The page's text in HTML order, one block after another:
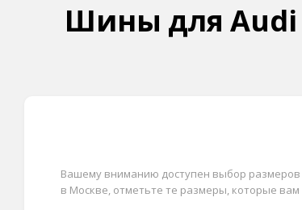
Шины для Audi
Вашему вниманию доступен выбор размеров
в Москве, отметьте те размеры, которые